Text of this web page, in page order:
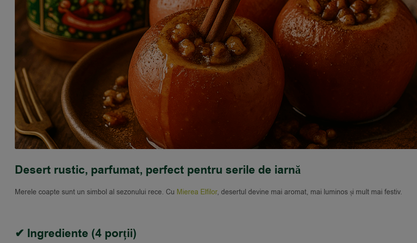
Desert rustic, parfumat, perfect pentru serile de iarnă
Merele coapte sunt un simbol al sezonului rece. Cu Mierea Elfilor, desertul devine mai aromat, mai luminos și mult mai festiv.
✔ Ingrediente (4 porții)